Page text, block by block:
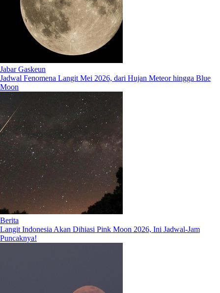
Jabar Gaskeun
Jadwal Fenomena Langit Mei 2026, dari Hujan Meteor hingga Blue
Moon
Berita
Langit Indonesia Akan Dihiasi Pink Moon 2026, Ini Jadwal-Jam
Puncaknya!